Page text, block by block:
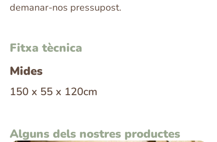
demanar-nos pressupost.
Fitxa tècnica
Mides
150 x 55 x 120cm
Alguns dels nostres productes